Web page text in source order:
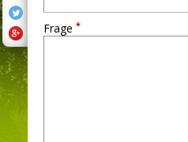
Frage *